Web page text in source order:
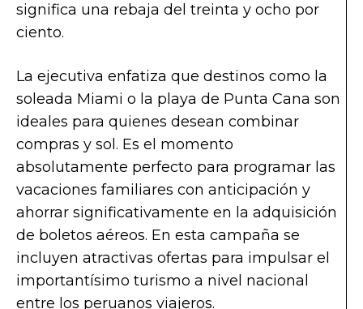
significa una rebaja del treinta y ocho por
ciento.
La ejecutiva enfatiza que destinos como la
soleada Miami o la playa de Punta Cana son
ideales para quienes desean combinar
compras y sol. Es el momento
absolutamente perfecto para programar las
vacaciones familiares con anticipación y
ahorrar significativamente en la adquisición
de boletos aéreos. En esta campaña se
incluyen atractivas ofertas para impulsar el
importantísimo turismo a nivel nacional
entre los peruanos viajeros.